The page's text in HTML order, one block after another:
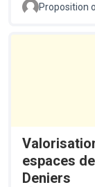
Proposition
espaces
Deniers